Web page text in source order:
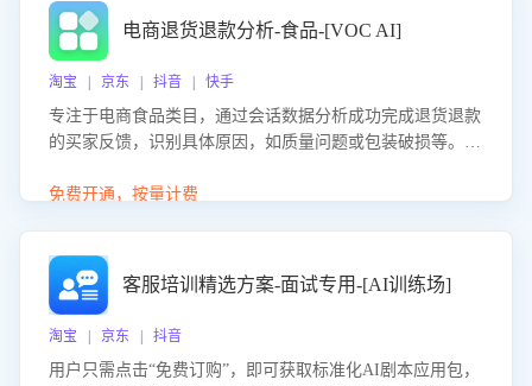
电商退货退款分析-食品-[VOC AI]
淘宝 | 京东 | 抖音 | 快手
专注于电商食品类目，通过会话数据分析成功完成退货退款
的买家反馈，识别具体原因，如质量问题或包装破损等。结
商家降低退款率，提升售后效率。
免费开通，按量计费
客服培训精选方案-面试专用-[AI训练场]
淘宝 | 京东 | 抖音
用户只需点击“免费订购”，即可获取标准化AI剧本应用包，